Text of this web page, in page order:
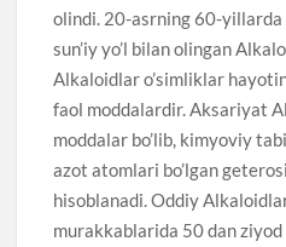
olindi. 20-asrning 60-
sun’iy yo’l bilan olingan
Alkaloidlar o’simliklar
faol moddalardir. Aksariyat
moddalar bo’lib, kimyoviy
azot atomlari bo’lgan
hisoblanadi. Oddiy
murakkablarida 50 dan